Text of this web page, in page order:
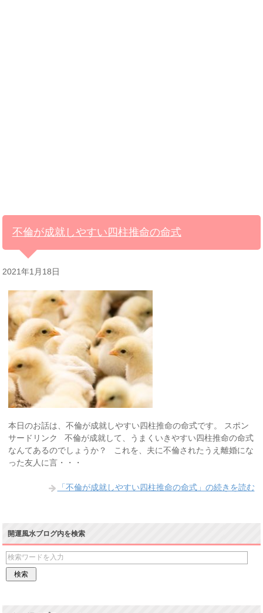
不倫が成就しやすい四柱推命の命式
2021年1月18日
本日のお話は、不倫が成就しやすい四柱推命の命式です。 スポン
サードリンク 不倫が成就して、うまくいきやすい四柱推命の命式
なんてあるのでしょうか？ これを、夫に不倫されたうえ離婚にな
った友人に言・・・
「不倫が成就しやすい四柱推命の命式」の続きを読む
開運風水ブログ内を検索